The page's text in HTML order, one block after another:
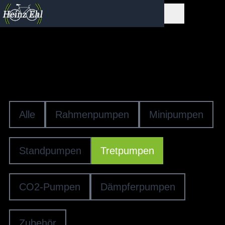
Alle Rahmenpumpen Minipumpen
Standpumpen Tretpumpen
CO2-Pumpen Dämpferpumpen